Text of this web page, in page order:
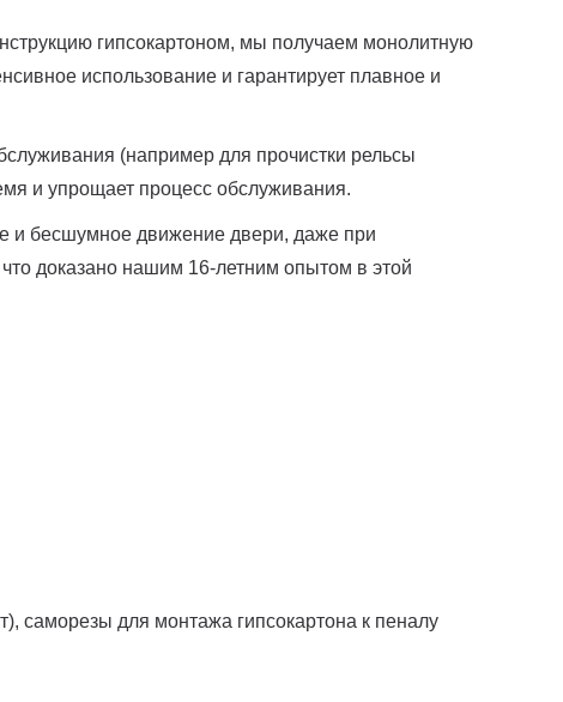
гипсокартоном, мы получаем монолитную
использование и гарантирует плавное и
(например для прочистки рельсы
и упрощает процесс обслуживания.
и бесшумное движение двери, даже при
доказано нашим 16-летним опытом в этой
саморезы для монтажа гипсокартона к пеналу